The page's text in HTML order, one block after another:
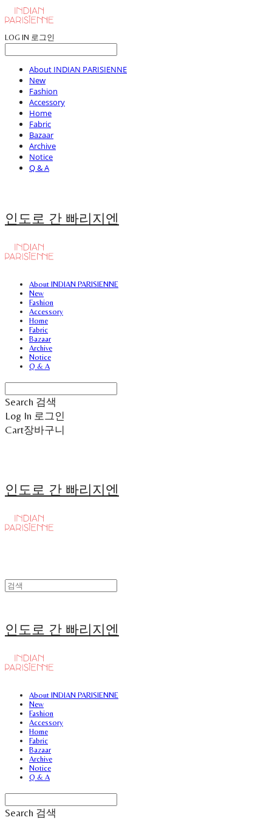
LOG IN 로그인
About INDIAN PARISIENNE
New
Fashion
Accessory
Home
Fabric
Bazaar
Archive
Notice
Q & A
인도로 간 빠리지엔
About INDIAN PARISIENNE
New
Fashion
Accessory
Home
Fabric
Bazaar
Archive
Notice
Q & A
Search 검색
Log In 로그인
Cart장바구니
인도로 간 빠리지엔
인도로 간 빠리지엔
About INDIAN PARISIENNE
New
Fashion
Accessory
Home
Fabric
Bazaar
Archive
Notice
Q & A
Search 검색